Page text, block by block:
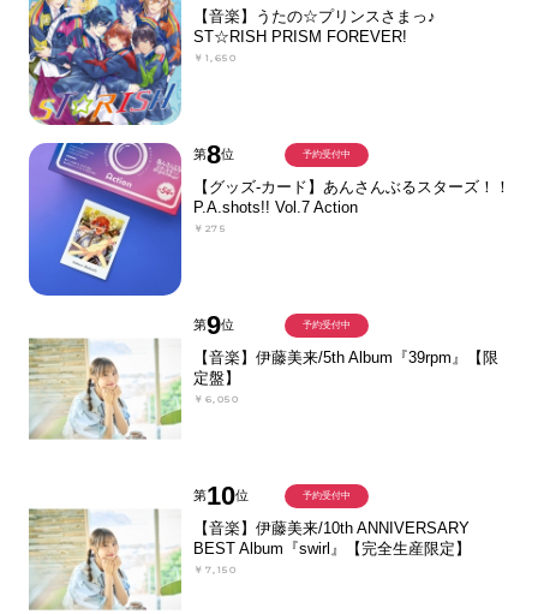
【音楽】うたの☆プリンスさまっ♪
ST☆RISH PRISM FOREVER!
￥1,650
第8位
【グッズ-カード】あんさんぶるスターズ！！
P.A.shots!! Vol.7 Action
￥275
予約受付中
第9位
【音楽】伊藤美来/5th Album『39rpm』【限
定盤】
￥6,050
予約受付中
第10位
【音楽】伊藤美来/10th ANNIVERSARY
BEST Album『swirl』【完全生産限定】
￥7,150
予約受付中